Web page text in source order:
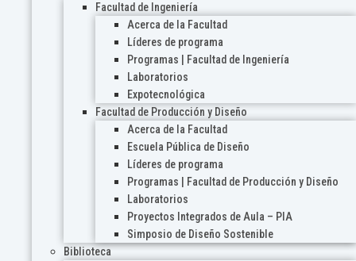
Facultad de Ingeniería
Acerca de la Facultad
Líderes de programa
Programas | Facultad de Ingeniería
Laboratorios
Expotecnológica
Facultad de Producción y Diseño
Acerca de la Facultad
Escuela Pública de Diseño
Líderes de programa
Programas | Facultad de Producción y Diseño
Laboratorios
Proyectos Integrados de Aula – PIA
Simposio de Diseño Sostenible
Biblioteca